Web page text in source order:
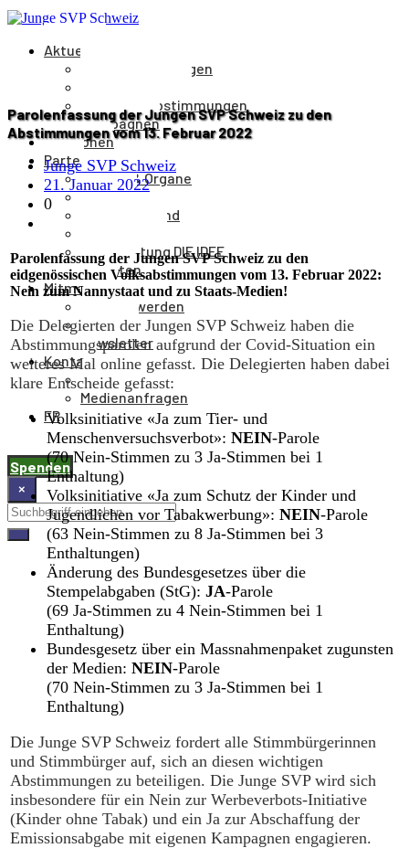
Aktuelles
Medienmitteilungen
Parolen & Abstimmungen
Kampagnen
Positionen
Partei
Aufbau & Organe
Kantone
Parteivorstand
Parteizeitung DIE IDEE
Statuten
Mitmachen
Mitglied werden
Spenden
Newsletter
Kontakt
Kontakt
Medienanfragen
FR
Spenden
×
Parolenfassung der Jungen SVP Schweiz zu den
Abstimmungen vom 13. Februar 2022
Junge SVP Schweiz
21. Januar 2022
0
Parolenfassung der Jungen SVP Schweiz zu den
eidgenössischen Volksabstimmungen vom 13. Februar 2022:
Nein zum Nannystaat und zu Staats-Medien!
Die Delegierten der Jungen SVP Schweiz haben die
Abstimmungsparolen aufgrund der Covid-Situation ein
weiteres Mal online gefasst. Die Delegierten haben dabei
klare Entscheide gefasst:
Volksinitiative «Ja zum Tier- und
Menschenversuchsverbot»: NEIN-Parole
(70 Nein-Stimmen zu 3 Ja-Stimmen bei 1
Enthaltung)
Volksinitiative «Ja zum Schutz der Kinder und
Jugendlichen vor Tabakwerbung»: NEIN-Parole
(63 Nein-Stimmen zu 8 Ja-Stimmen bei 3
Enthaltungen)
Änderung des Bundesgesetzes über die
Stempelabgaben (StG): JA-Parole
(69 Ja-Stimmen zu 4 Nein-Stimmen bei 1
Enthaltung)
Bundesgesetz über ein Massnahmenpaket zugunsten
der Medien: NEIN-Parole
(70 Nein-Stimmen zu 3 Ja-Stimmen bei 1
Enthaltung)
Die Junge SVP Schweiz fordert alle Stimmbürgerinnen
und Stimmbürger auf, sich an diesen wichtigen
Abstimmungen zu beteiligen. Die Junge SVP wird sich
insbesondere für ein Nein zur Werbeverbots-Initiative
(Kinder ohne Tabak) und ein Ja zur Abschaffung der
Emissionsabgabe mit eigenen Kampagnen engagieren.